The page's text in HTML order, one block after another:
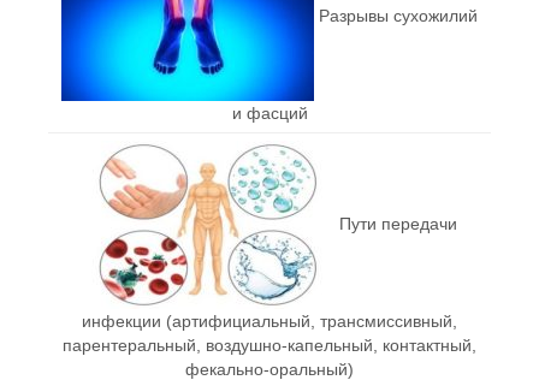
Разрывы сухожилий
и фасций
Пути передачи
инфекции (артифициальный, трансмиссивный,
парентеральный, воздушно-капельный, контактный,
фекально-оральный)